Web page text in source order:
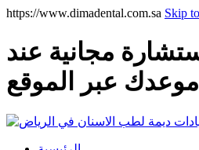
https://www.dimadental.com.sa Skip
مجانية عند
عبر الموقع